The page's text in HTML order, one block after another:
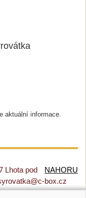
aktuální informace.
NAHORU
Lhota pod
box.cz